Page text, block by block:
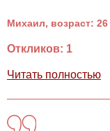
Михаил, возраст: 26
Откликов: 1
Читать полностью